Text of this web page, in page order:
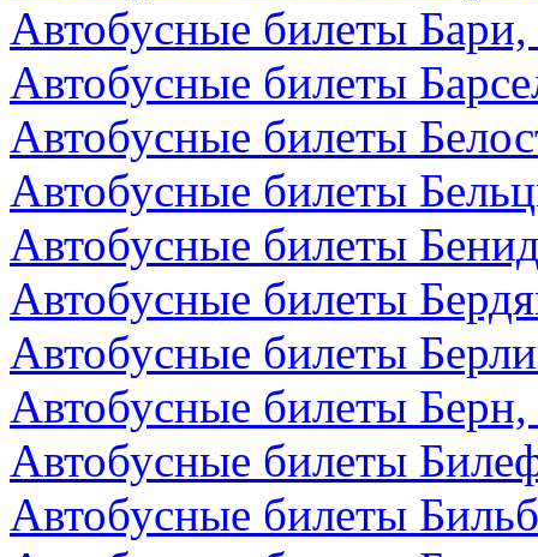
Автобусные билеты
Автобусные билеты
Автобусные билеты
Автобусные билеты
Автобусные билеты
Автобусные билеты
Автобусные билеты
Автобусные билеты
Автобусные билеты
Автобусные билеты